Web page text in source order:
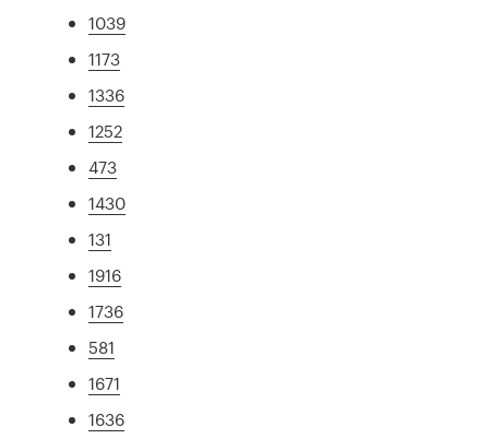
1039
1173
1336
1252
473
1430
131
1916
1736
581
1671
1636